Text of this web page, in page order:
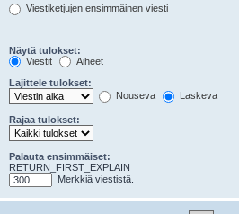
Viestiketjujen ensimmäinen viesti
Näytä tulokset:
Viestit
Aiheet
Lajittele tulokset:
Nouseva
Laskeva
Rajaa tulokset:
Palauta ensimmäiset:
RETURN_FIRST_EXPLAIN
Merkkiä viestistä.